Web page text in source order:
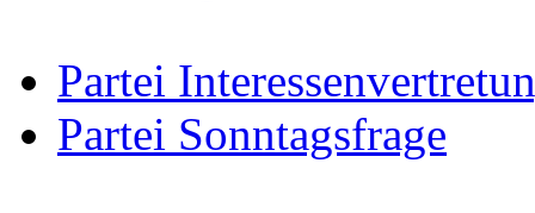
Partei
Partei Sonntagsfrage